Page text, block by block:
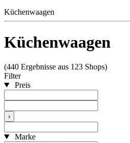
Küchenwaagen
Küchenwaagen
(440 Ergebnisse aus 123 Shops)
Filter
Preis
›
Marke